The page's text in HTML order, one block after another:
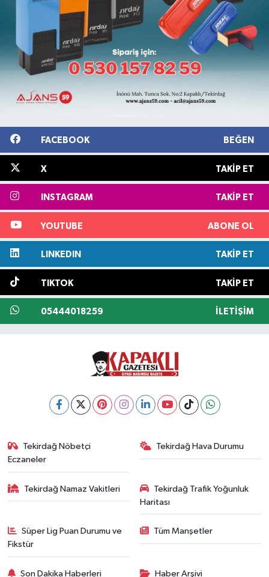
FACEBOOK BEĞEN
X TAKIP ET
INSTAGRAM TAKIP ET
YOUTUBE ABONE OL
LINKEDIN TAKIP ET
TIKTOK TAKIP ET
05444018259 İLETIŞIM
Tekirdağ Nöbetçi
Eczaneler
Tekirdağ Hava Durumu
Tekirdağ Namaz Vakitleri
Tekirdağ Trafik Yoğunluk
Haritası
Süper Lig Puan Durumu ve
Fikstür
Tüm Manşetler
Son Dakika Haberleri Haber Arşivi